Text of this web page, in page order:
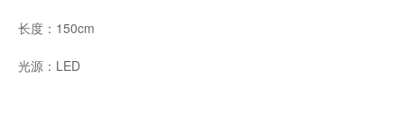
长度：150cm
光源：LED